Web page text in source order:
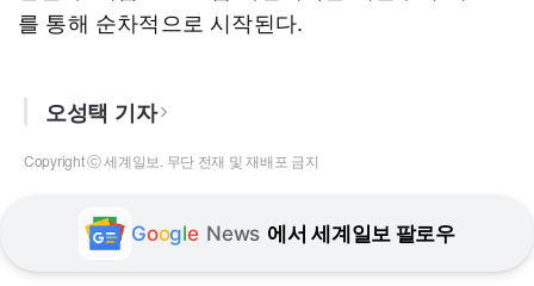
를 통해 순차적으로 시작된다.
오성택 기자
Copyright ⓒ 세계일보. 무단 전재 및 재배포 금지
Google News 에서 세계일보 팔로우